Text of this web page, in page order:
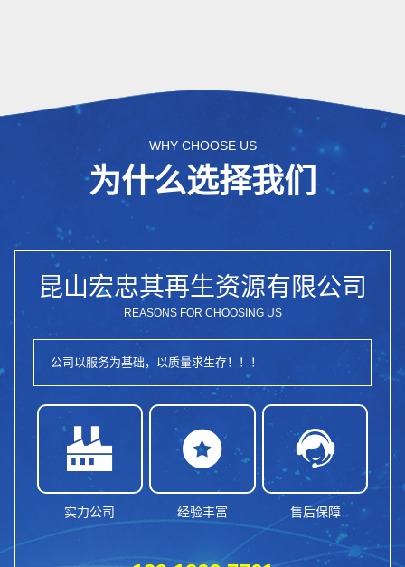
WHY CHOOSE US
为什么选择我们
昆山宏忠其再生资源有限公司
REASONS FOR CHOOSING US
公司以服务为基础，以质量求生存！！！

实力公司

经验丰富

售后保障